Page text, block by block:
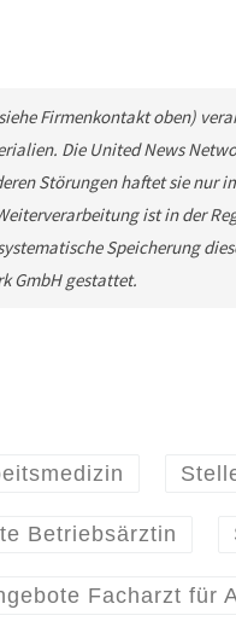
Firmenkontakt oben)
Die United News
Störungen haftet sie nur
ist in der
Speicherung
GmbH gestattet.
Betriebsärztin
Facharzt für